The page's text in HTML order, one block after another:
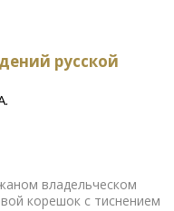
русской
владельческом
корешок с тиснением